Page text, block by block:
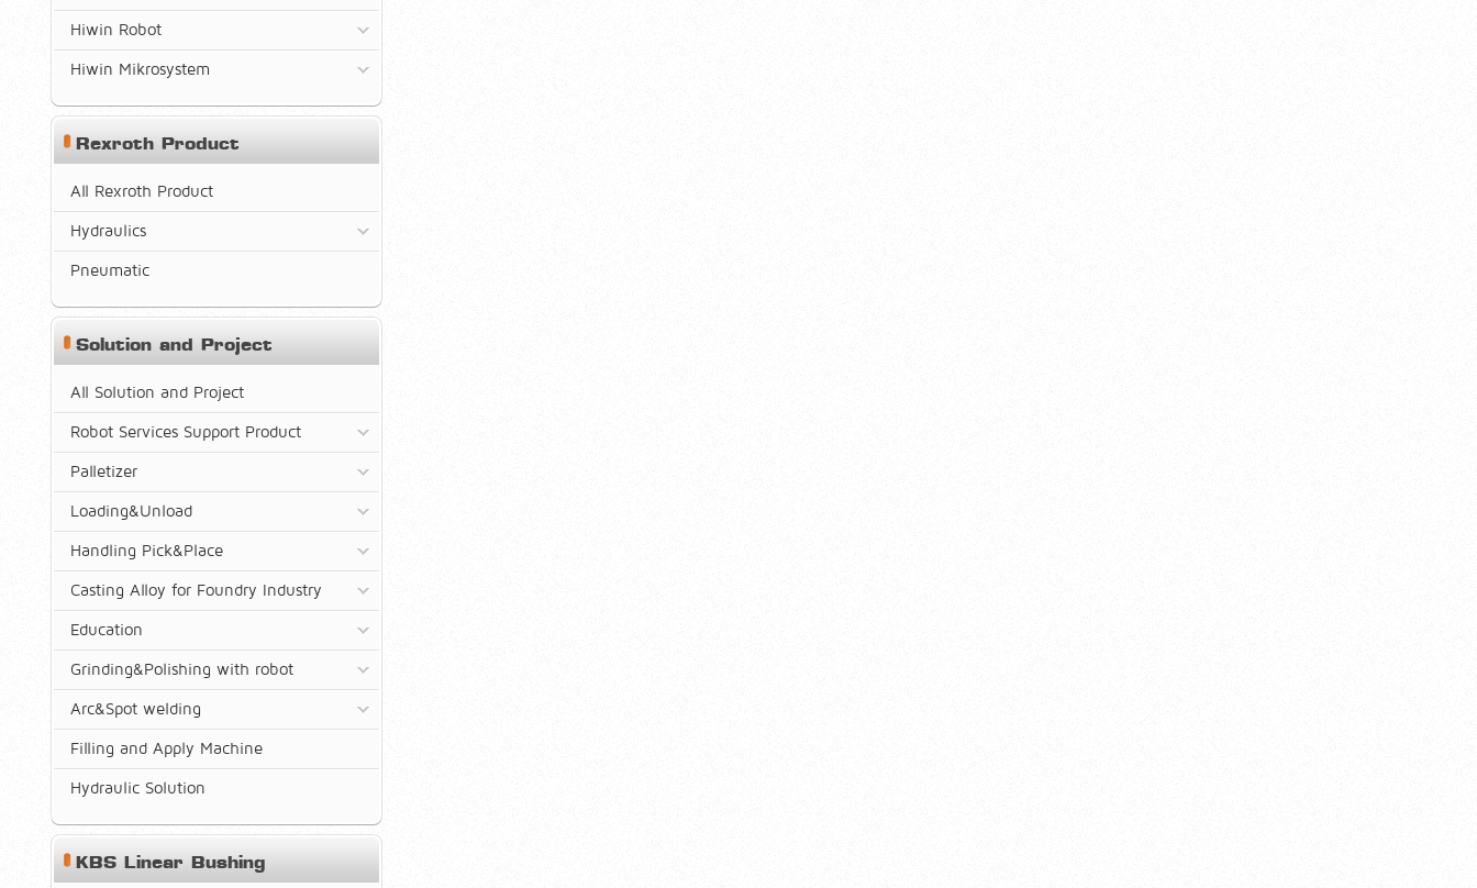
Hiwin Robot
Hiwin Mikrosystem
Rexroth Product
All Rexroth Product
Hydraulics
Pneumatic
Solution and Project
All Solution and Project
Robot Services Support Product
Palletizer
Loading&Unload
Handling Pick&Place
Casting Alloy for Foundry Industry
Education
Grinding&Polishing with robot
Arc&Spot welding
Filling and Apply Machine
Hydraulic Solution
KBS Linear Bushing